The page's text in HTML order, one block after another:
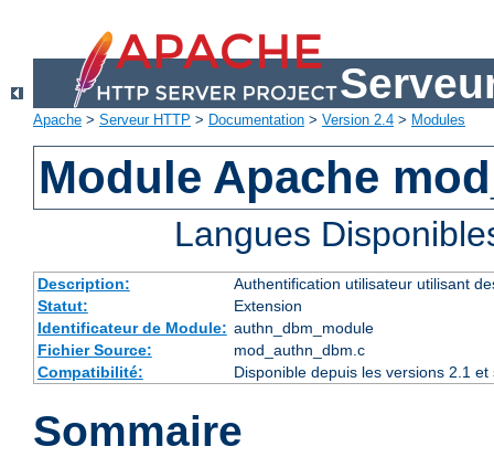
Apache > Serveur HTTP > Documentation > Version 2.4 > Modules
Module Apache
Langues
Description:
Authentification utilisateur utilisant
Statut:
Extension
Identificateur de Module: authn_dbm_module
Fichier Source:
mod_authn_dbm.c
Compatibilité:
Disponible depuis les versions 2.1
Sommaire